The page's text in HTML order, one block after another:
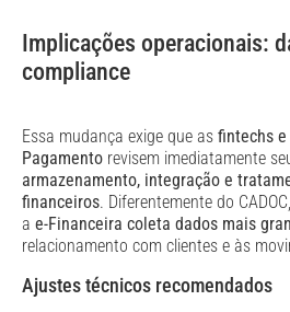
Implicações operacionais:
compliance
Essa mudança exige que as fintechs
Pagamento revisem imediatamente
armazenamento, integração e
financeiros. Diferentemente do
a e-Financeira coleta dados mais
relacionamento com clientes e às
Ajustes técnicos recomendados